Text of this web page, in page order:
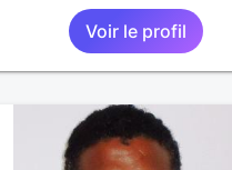
Voir le profil